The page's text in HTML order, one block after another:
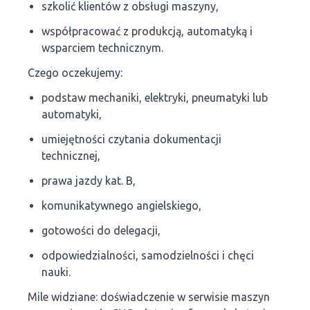
szkolić klientów z obsługi maszyny,
współpracować z produkcją, automatyką i
wsparciem technicznym.
Czego oczekujemy:
podstaw mechaniki, elektryki, pneumatyki lub
automatyki,
umiejętności czytania dokumentacji
technicznej,
prawa jazdy kat. B,
komunikatywnego angielskiego,
gotowości do delegacji,
odpowiedzialności, samodzielności i chęci
nauki.
Mile widziane: doświadczenie w serwisie maszyn